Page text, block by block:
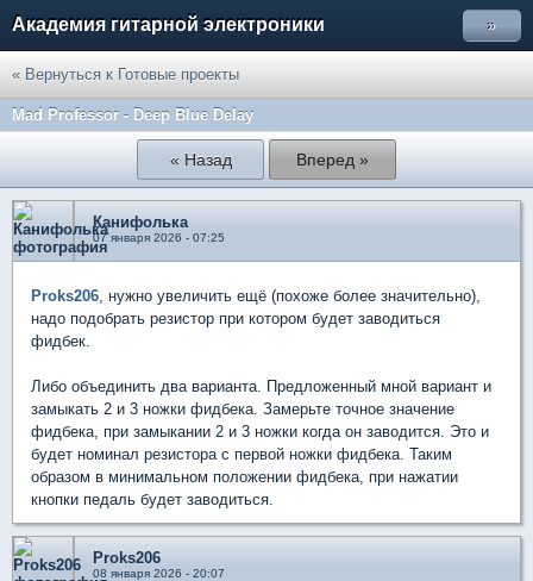
Академия гитарной электроники »
« Вернуться к Готовые проекты
Mad Professor - Deep Blue Delay
« Назад Вперед »
Канифолька
07 января 2026 - 07:25
Proks206, нужно увеличить ещё (похоже более значительно),
надо подобрать резистор при котором будет заводиться
фидбек.
Либо объединить два варианта. Предложенный мной вариант и
замыкать 2 и 3 ножки фидбека. Замерьте точное значение
фидбека, при замыкании 2 и 3 ножки когда он заводится. Это и
будет номинал резистора с первой ножки фидбека. Таким
образом в минимальном положении фидбека, при нажатии
кнопки педаль будет заводиться.
Proks206
08 января 2026 - 20:07